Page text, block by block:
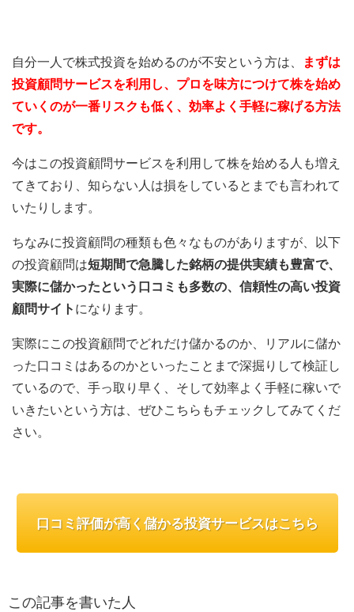
自分一人で株式投資を始めるのが不安という方は、
まずは
投資顧問サービスを利用し、プロを味方につけて株を始め
ていくのが一番リスクも低く、効率よく手軽に稼げる方法
です。
今はこの投資顧問サービスを利用して株を始める人も増え
てきており、知らない人は損をしているとまでも言われて
いたりします。
ちなみに投資顧問の種類も色々なものがありますが、以下
の投資顧問は短期間で急騰した銘柄の提供実績も豊富で、
実際に儲かったという口コミも多数の、信頼性の高い投資
顧問サイト になります。
実際にこの投資顧問でどれだけ儲かるのか、リアルに儲か
った口コミはあるのかといったことまで深掘りして検証し
ているので、手っ取り早く、そして効率よく手軽に稼いで
いきたいという方は、ぜひこちらもチェックしてみてくだ
さい。
口コミ評価が高く儲かる投資サービスはこちら
この記事を書いた人